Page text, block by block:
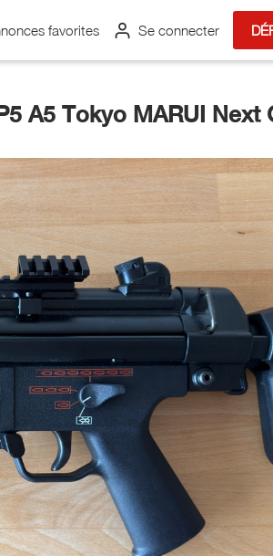
favorites Se connecter
A5 Tokyo MARUI Next